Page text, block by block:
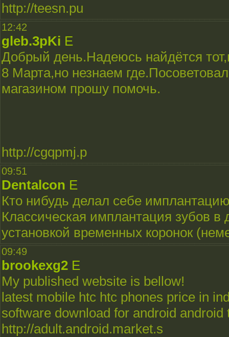
http://teesn.pu
12:42
gleb.3pKi E
Добрый день.Надеюсь найдётся
8 Марта,но незнаем
магазином прошу помочь.
http://cgqpmj.p
09:51
Dentalcon E
Кто нибудь делал себе
Классическая имплантация зубов
установкой временных коронок
09:49
brookexg2 E
My published website is bellow!
latest mobile htc htc phones price in
software download for android android
http://adult.android.market.s